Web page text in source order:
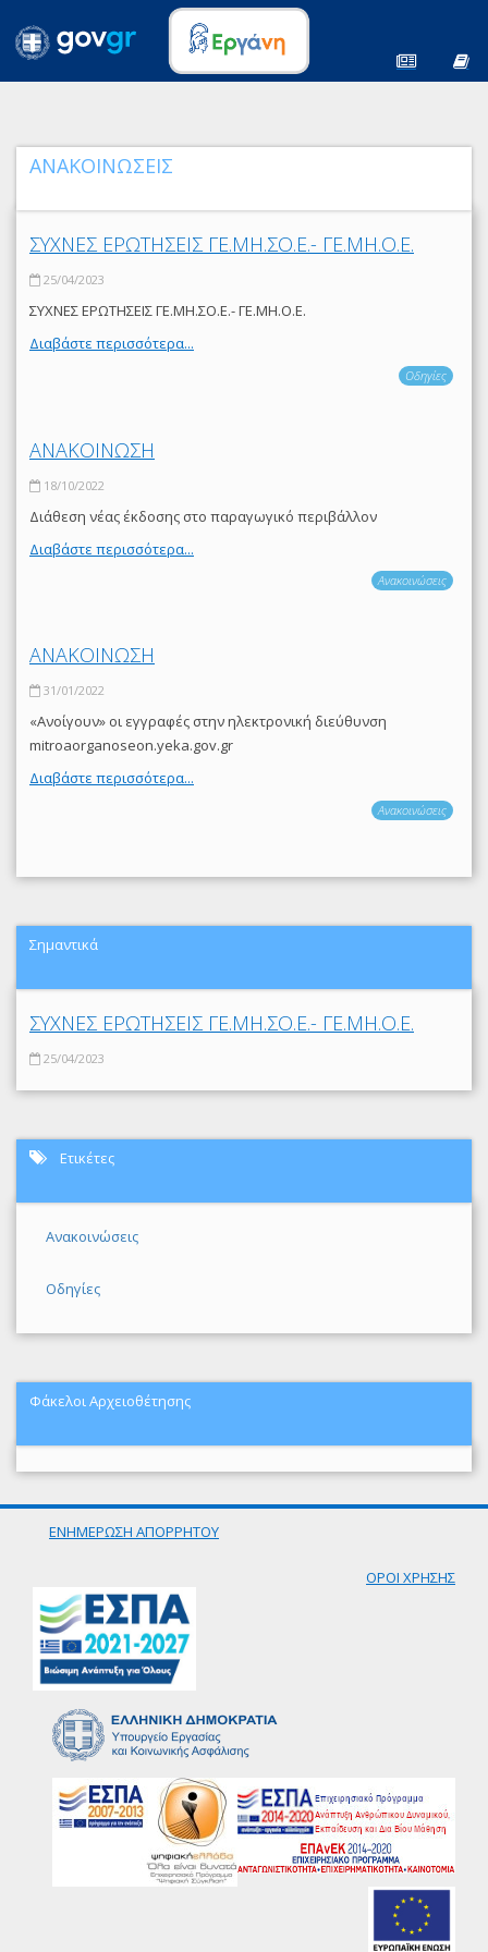
ΑΝΑΚΟΙΝΩΣΕΙΣ
ΣΥΧΝΕΣ ΕΡΩΤΗΣΕΙΣ ΓΕ.ΜΗ.ΣΟ.Ε.- ΓΕ.ΜΗ.Ο.Ε.
25/04/2023
ΣΥΧΝΕΣ ΕΡΩΤΗΣΕΙΣ ΓΕ.ΜΗ.ΣΟ.Ε.- ΓΕ.ΜΗ.Ο.Ε.
Διαβάστε περισσότερα...
Οδηγίες
ΑΝΑΚΟΙΝΩΣΗ
18/10/2022
Διάθεση νέας έκδοσης στο παραγωγικό περιβάλλον
Διαβάστε περισσότερα...
Ανακοινώσεις
ΑΝΑΚΟΙΝΩΣΗ
31/01/2022
«Ανοίγουν» οι εγγραφές στην ηλεκτρονική διεύθυνση
mitroaorganoseon.yeka.gov.gr
Διαβάστε περισσότερα...
Ανακοινώσεις
Σημαντικά
ΣΥΧΝΕΣ ΕΡΩΤΗΣΕΙΣ ΓΕ.ΜΗ.ΣΟ.Ε.- ΓΕ.ΜΗ.Ο.Ε.
25/04/2023
Ετικέτες
Ανακοινώσεις
Οδηγίες
Φάκελοι Αρχειοθέτησης
ΕΝΗΜΕΡΩΣΗ ΑΠΟΡΡΗΤΟΥ
ΟΡΟΙ ΧΡΗΣΗΣ